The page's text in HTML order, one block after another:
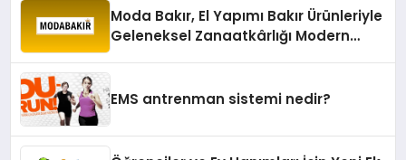
Moda Bakır, El Yapımı Bakır Ürünleriyle
Geleneksel Zanaatkârlığı Modern
EMS antrenman sistemi nedir?